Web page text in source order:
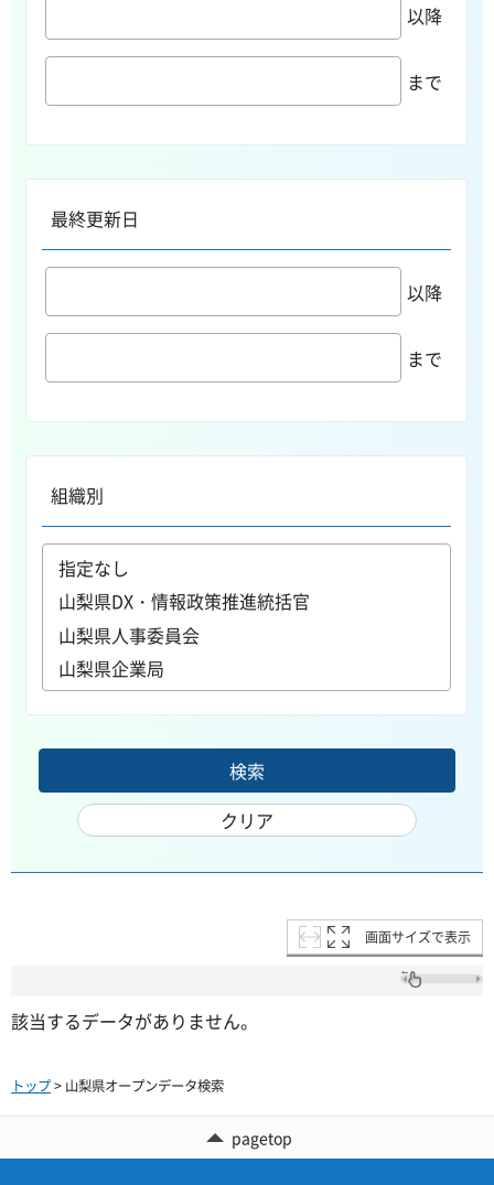
以降
まで
最終更新日
以降
まで
組織別
画面サイズで表示
該当するデータがありません。
トップ> 山梨県オープンデータ検索
pagetop